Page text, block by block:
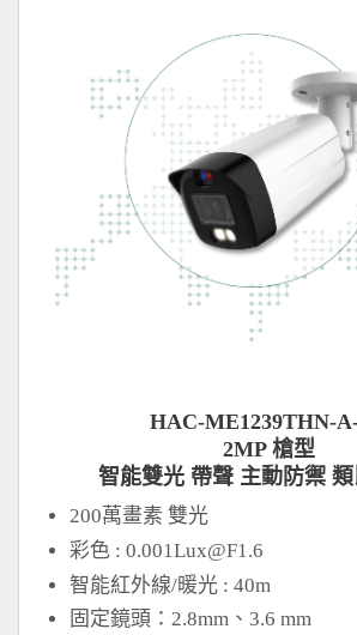
HAC-ME1239THN-
2MP 槍型
智能雙光 帶聲 主動防禦
200萬畫素 雙光
彩色 :0.001Lux@F1.6
智能紅外線/暖光 : 40m
固定鏡頭：2.8mm、3.6 mm